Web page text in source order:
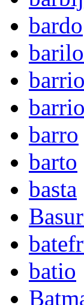
bardo
barrio
barro
barto
basta
batio